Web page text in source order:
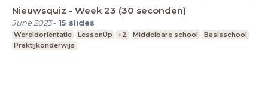
Nieuwsquiz - Week 23 (30 seconden)
June 2023- 15 slides
Wereldoriëntatie LessonUp +2 Middelbare school
Basisschool
Praktijkonderwijs